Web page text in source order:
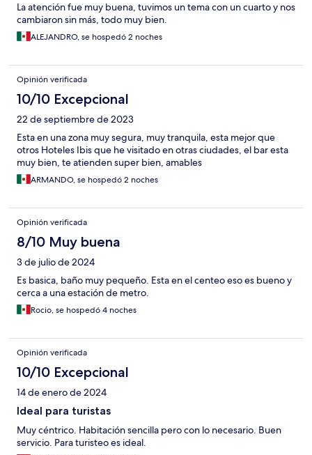
La atención fue muy buena, tuvimos un tema con un cuarto y nos
cambiaron sin más, todo muy bien.
ALEJANDRO, se hospedó 2 noches
Opinión verificada
10/10 Excepcional
22 de septiembre de 2023
Esta en una zona muy segura, muy tranquila, esta mejor que
otros Hoteles Ibis que he visitado en otras ciudades, el bar esta
muy bien, te atienden super bien, amables
ARMANDO, se hospedó 2 noches
Opinión verificada
8/10 Muy buena
3 de julio de 2024
Es basica, baño muy pequeño. Esta en el centeo eso es bueno y
cerca a una estación de metro.
Rocio, se hospedó 4 noches
Opinión verificada
10/10 Excepcional
14 de enero de 2024
Ideal para turistas
Muy céntrico. Habitación sencilla pero con lo necesario. Buen
servicio. Para turisteo es ideal.